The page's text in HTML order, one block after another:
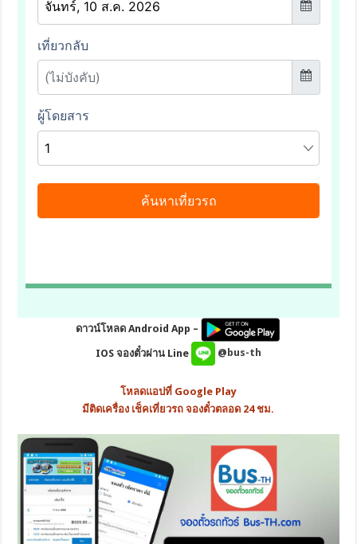
ดาวน์โหลด Android App –
IOS จองตั๋วผ่าน Line
@bus-th
โหลดแอปที่ Google Play
มีติดเครื่อง เช็คเที่ยวรถ จองตั๋วตลอด 24 ชม.